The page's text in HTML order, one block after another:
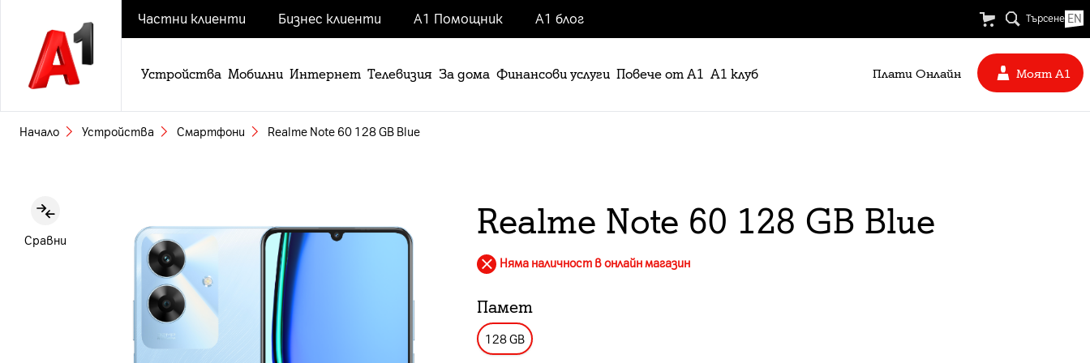
Частни клиенти Бизнес клиенти А1 Помощник А1 блог Търсене EN
Устройства Мобилни Интернет Телевизия За дома Финансови услуги Повече от А1 А1 клуб Плати Oнлайн Моят А1
Начало Устройства Смартфони Realme Note 60 128 GB Blue
Сравни Realme Note 60 128 GB Blue
Няма наличност в онлайн магазин
Памет
128 GB